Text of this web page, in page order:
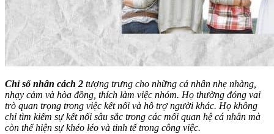
Chỉ số nhân cách 2 tượng trưng cho những cá nhân nhẹ nhàng,
nhạy cảm và hòa đồng, thích làm việc nhóm. Họ thường đóng vai
trò quan trọng trong việc kết nối và hỗ trợ người khác. Họ không
chỉ tìm kiếm sự kết nối sâu sắc trong các mối quan hệ cá nhân mà
còn thể hiện sự khéo léo và tinh tế trong công việc.